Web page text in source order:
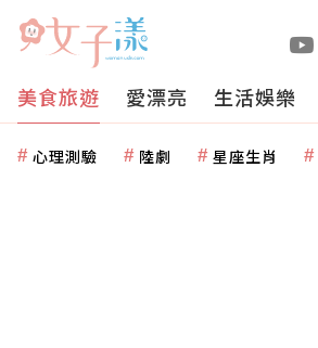
美食旅遊 愛漂亮 生活娛樂
心理測驗 陸劇 星座生肖